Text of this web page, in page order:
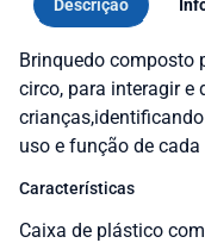
Descrição
Brinquedo composto
circo, para interagir e
uso e função de cada
Características
Caixa de plástico